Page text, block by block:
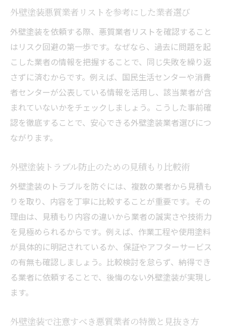
外壁塗装悪質業者リストを参考にした業者選び
外壁塗装を依頼する際、悪質業者リストを確認すること
はリスク回避の第一歩です。なぜなら、過去に問題を起
こした業者の情報を把握することで、同じ失敗を繰り返
さずに済むからです。例えば、国民生活センターや消費
者センターが公表している情報を活用し、該当業者が含
まれていないかをチェックしましょう。こうした事前確
認を徹底することで、安心できる外壁塗装業者選びにつ
ながります。
外壁塗装トラブル防止のための見積もり比較術
外壁塗装のトラブルを防ぐには、複数の業者から見積も
りを取り、内容を丁寧に比較することが重要です。その
理由は、見積もり内容の違いから業者の誠実さや技術力
を見極められるからです。例えば、作業工程や使用塗料
が具体的に明記されているか、保証やアフターサービス
の有無も確認しましょう。比較検討を怠らず、納得でき
る業者に依頼することで、後悔のない外壁塗装が実現し
ます。
外壁塗装で注意すべき悪質業者の特徴と見抜き方